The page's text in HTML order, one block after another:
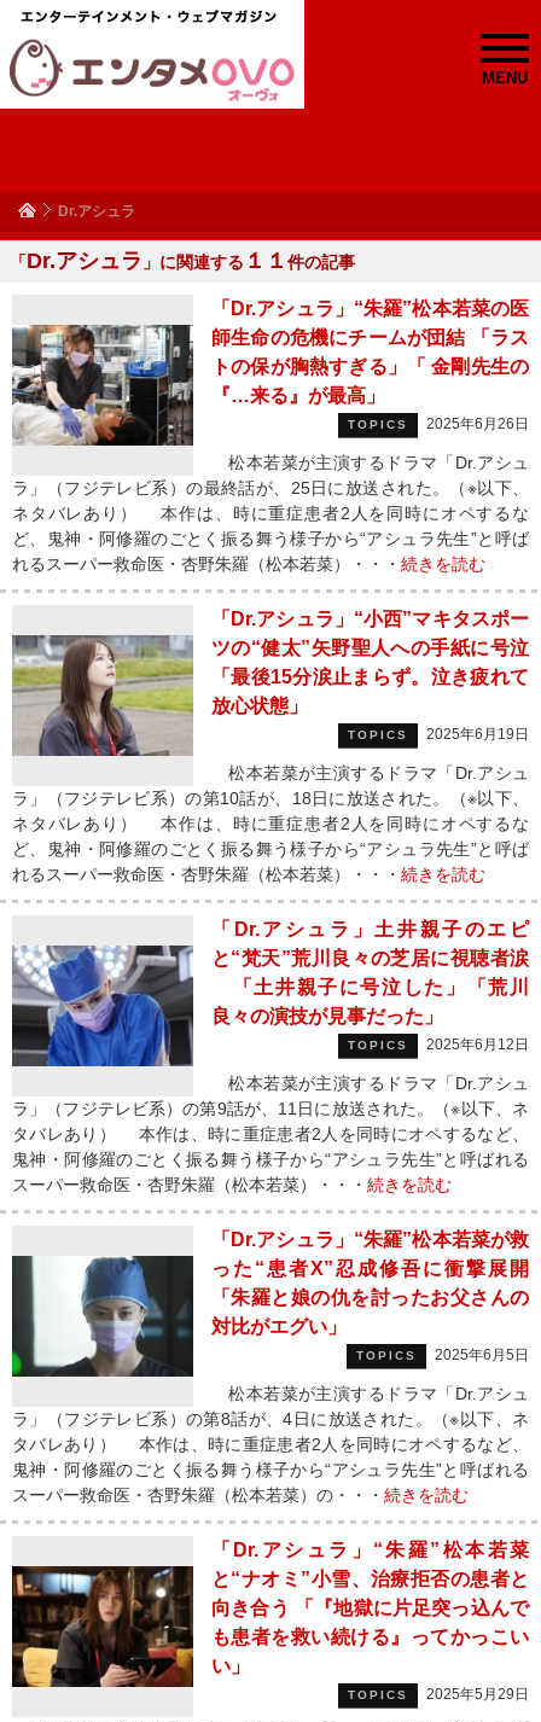
MENU
Dr.アシュラ
「Dr.アシュラ 」に関連する １１ 件の記事
「Dr.アシュラ」“朱羅”松本若菜の医
師生命の危機にチームが団結 「ラス
トの保が胸熱すぎる」「 金剛先生の
『…来る』が最高」
TOPICS 2025年6月26日
松本若菜が主演するドラマ「Dr.アシュ
ラ」（フジテレビ系）の最終話が、25日に放送された。（※以下、
ネタバレあり） 本作は、時に重症患者2人を同時にオペするな
ど、鬼神・阿修羅のごとく振る舞う様子から“アシュラ先生”と呼ば
れるスーパー救命医・杏野朱羅（松本若菜）・・・ 続きを読む
「Dr.アシュラ」“小西”マキタスポー
ツの“健太”矢野聖人への手紙に号泣
「最後15分涙止まらず。泣き疲れて
放心状態」
TOPICS 2025年6月19日
松本若菜が主演するドラマ「Dr.アシュ
ラ」（フジテレビ系）の第10話が、18日に放送された。（※以下、
ネタバレあり） 本作は、時に重症患者2人を同時にオペするな
ど、鬼神・阿修羅のごとく振る舞う様子から“アシュラ先生”と呼ば
れるスーパー救命医・杏野朱羅（松本若菜）・・・ 続きを読む
「Dr.アシュラ」土井親子のエピ
と“梵天”荒川良々の芝居に視聴者涙
「土井親子に号泣した」「荒川
良々の演技が見事だった」
TOPICS 2025年6月12日
松本若菜が主演するドラマ「Dr.アシュ
ラ」（フジテレビ系）の第9話が、11日に放送された。（※以下、ネ
タバレあり） 本作は、時に重症患者2人を同時にオペするなど、
鬼神・阿修羅のごとく振る舞う様子から“アシュラ先生”と呼ばれる
スーパー救命医・杏野朱羅（松本若菜）・・・ 続きを読む
「Dr.アシュラ」“朱羅”松本若菜が救
った“患者X”忍成修吾に衝撃展開
「朱羅と娘の仇を討ったお父さんの
対比がエグい」
TOPICS 2025年6月5日
松本若菜が主演するドラマ「Dr.アシュ
ラ」（フジテレビ系）の第8話が、4日に放送された。（※以下、ネ
タバレあり） 本作は、時に重症患者2人を同時にオペするなど、
鬼神・阿修羅のごとく振る舞う様子から“アシュラ先生”と呼ばれる
スーパー救命医・杏野朱羅（松本若菜）の・・・ 続きを読む
「Dr.アシュラ」“朱羅”松本若菜
と“ナオミ”小雪、治療拒否の患者と
向き合う 「『地獄に片足突っ込んで
も患者を救い続ける』ってかっこい
い」
TOPICS 2025年5月29日